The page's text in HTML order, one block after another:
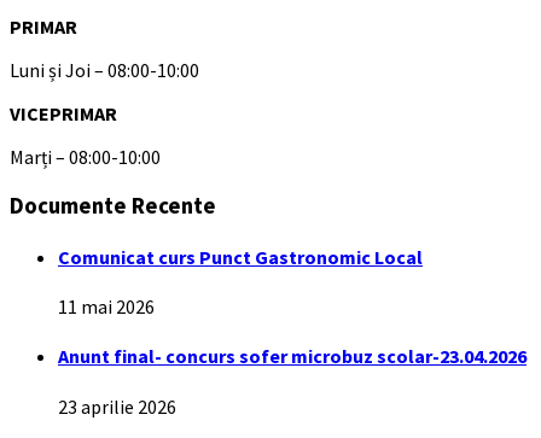
PRIMAR
Luni și Joi – 08:00-10:00
VICEPRIMAR
Marți – 08:00-10:00
Documente Recente
Comunicat curs Punct Gastronomic Local
11 mai 2026
Anunt final- concurs sofer microbuz scolar-23.04.2026
23 aprilie 2026